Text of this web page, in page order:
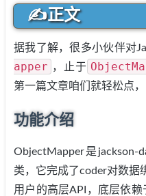
✍正文
据我了解，很多小伙伴对
apper ，止于
第一篇文章咱们就轻松点
功能介绍
ObjectMapper是
类，它完成了coder对数据
用户的高层API，底层依赖